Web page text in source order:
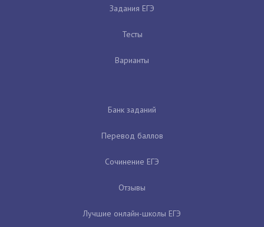
Задания ЕГЭ
Тесты
Варианты
Банк заданий
Перевод баллов
Сочинение ЕГЭ
Отзывы
Лучшие онлайн-школы ЕГЭ